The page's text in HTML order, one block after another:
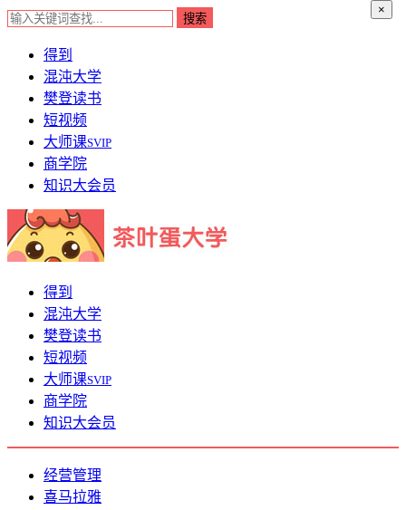
×
得到
混沌大学
樊登读书
短视频
大师课SVIP
商学院
知识大会员
得到
混沌大学
樊登读书
短视频
大师课SVIP
商学院
知识大会员
经营管理
喜马拉雅